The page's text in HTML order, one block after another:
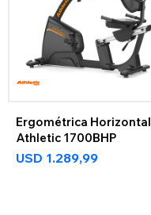
Ergométrica Horizontal
Athletic 1700BHP
USD 1.289,99